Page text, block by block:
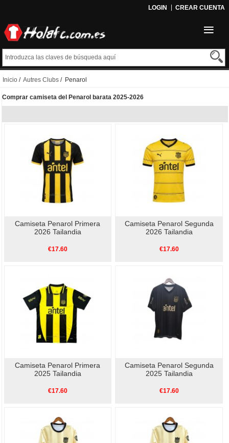
LOGIN CREAR CUENTA
Inicio / Autres Clubs / Penarol
Comprar camiseta del Penarol barata 2025-2026
Camiseta Penarol Primera
2026 Tailandia
€17.60
Camiseta Penarol Segunda
2026 Tailandia
€17.60
Camiseta Penarol Primera
2025 Tailandia
€17.60
Camiseta Penarol Segunda
2025 Tailandia
€17.60